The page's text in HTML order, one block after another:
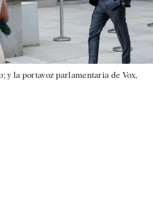
y la portavoz parlamentaria de Vox,